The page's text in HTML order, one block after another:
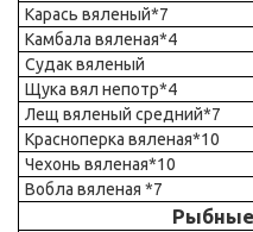
Карась вяленый*7
Камбала вяленая*4
Судак вяленый
Щука вял непотр*4
Лещ вяленый средний*7
Красноперка вяленая*10
Чехонь вяленая*10
Вобла вяленая *7
Рыбные